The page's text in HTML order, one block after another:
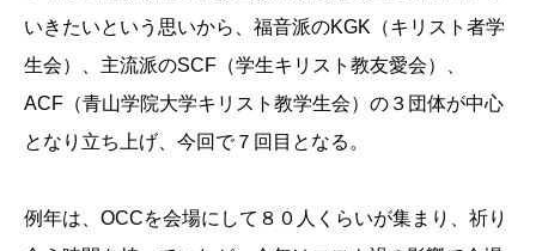
いきたいという思いから、福音派のKGK（キリスト者学
生会）、主流派のSCF（学生キリスト教友愛会）、
ACF（青山学院大学キリスト教学生会）の３団体が中心
となり立ち上げ、今回で７回目となる。
例年は、OCCを会場にして８０人くらいが集まり、祈り